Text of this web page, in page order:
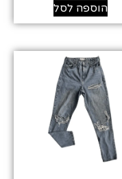
הוספה לסל